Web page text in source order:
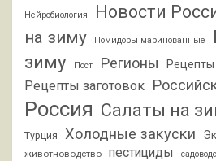
Нейробиология Новости
на зиму
Помидоры маринованные
зиму
Пост Регионы
Рецепты заготовок
Россия Салаты на
Турция Холодные закуски
животноводство пестициды